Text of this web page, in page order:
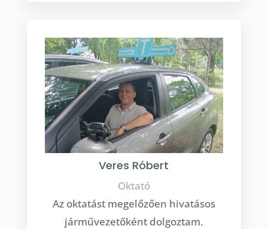
Veres Róbert
Oktató
Az oktatást megelőzően hivatásos
járművezetőként dolgoztam.